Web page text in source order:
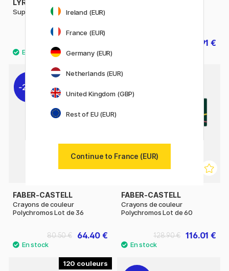
LYRA
Super Ferby (+3 ans) Lot de 18
215.91 €
20%
FABER-CASTELL
Crayons de couleur
Polychromos Lot de 36
64.40 €
80.50 €
FABER-CASTELL
Crayons de couleur
Polychromos Lot de 60
116.01 €
128.90 €
120
Ireland (EUR)
France (EUR)
Germany (EUR)
Netherlands (EUR)
United Kingdom (GBP)
Rest of EU (EUR)
Continue to France (EUR)